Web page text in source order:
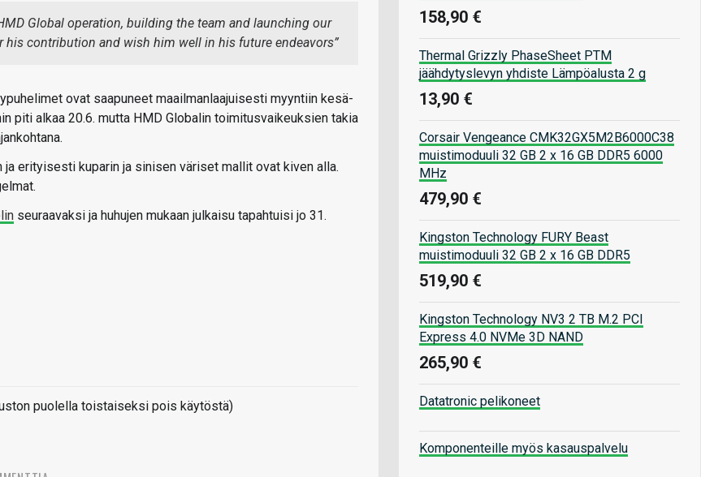
Global operation, building the team and launching our
contribution and wish him well in his future endeavors”
ovat saapuneet maailmanlaajuisesti myyntiin kesä-
piti alkaa 20.6. mutta HMD Globalin toimitusvaikeuksien takia
erityisesti kuparin ja sinisen väriset mallit ovat kiven alla.
seuraavaksi ja huhujen mukaan julkaisu tapahtuisi jo 31.
puolella toistaiseksi pois käytöstä)
158,90 €
Thermal Grizzly PhaseSheet PTM
jäähdytyslevyn yhdiste Lämpöalusta 2 g
13,90 €
Corsair Vengeance CMK32GX5M2B6000C38
muistimoduuli 32 GB 2 x 16 GB DDR5 6000
MHz
479,90 €
Kingston Technology FURY Beast
muistimoduuli 32 GB 2 x 16 GB DDR5
519,90 €
Kingston Technology NV3 2 TB M.2 PCI
Express 4.0 NVMe 3D NAND
265,90 €
Datatronic pelikoneet
Komponenteille myös kasauspalvelu